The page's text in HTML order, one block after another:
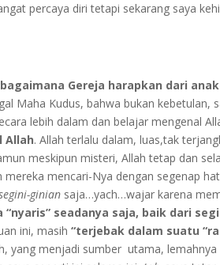
percaya diri tetapi sekarang saya
Gereja harapkan dari
Maha Kudus, bahwa bukan kebetulan,
lebih dalam dan belajar mengenal
Allah. Allah terlalu dalam, luas,tak
meskipun misteri, Allah tetap dan
mencari-Nya dengan segenap
ginian saja…yach…wajar karena
seadanya saja, baik dari segi
ini, masih“terjebak dalam suatu
yang menjadi sumber utama, lemahnya